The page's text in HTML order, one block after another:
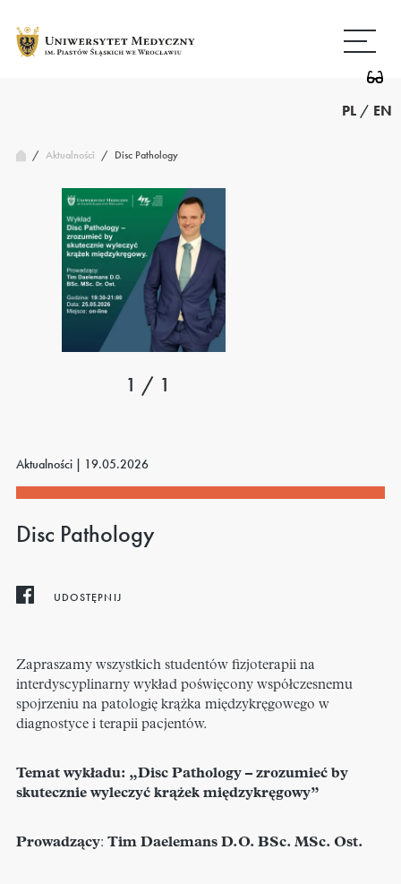
treści
strony
PL / EN
/ Aktualności / Disc Pathology
1 / 1
Aktualności | 19.05.2026
Disc Pathology
UDOSTĘPNIJ
Zapraszamy wszystkich studentów fizjoterapii na
interdyscyplinarny wykład poświęcony współczesnemu
spojrzeniu na patologię krążka międzykręgowego w
diagnostyce i terapii pacjentów.
Temat wykładu: „Disc Pathology – zrozumieć by
skutecznie wyleczyć krążek międzykręgowy”
Prowadzący: Tim Daelemans D.O. BSc. MSc. Ost.